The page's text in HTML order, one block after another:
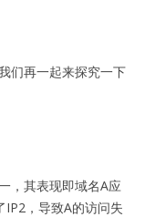
们再一起来探究一下
，其表现即域名A应
，导致A的访问失